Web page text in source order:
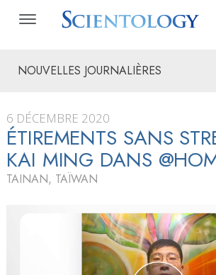
NOUVELLES JOURNALIÈRES
6 DÉCEMBRE 2020
ÉTIREMENTS SANS
KAI MING DANS
TAINAN, TAÏWAN